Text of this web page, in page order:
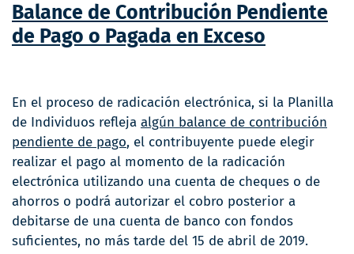
Balance de Contribución Pendiente
de Pago o Pagada en Exceso
En el proceso de radicación electrónica, si la Planilla
de Individuos refleja algún balance de contribución
pendiente de pago, el contribuyente puede elegir
realizar el pago al momento de la radicación
electrónica utilizando una cuenta de cheques o de
ahorros o podrá autorizar el cobro posterior a
debitarse de una cuenta de banco con fondos
suficientes, no más tarde del 15 de abril de 2019.